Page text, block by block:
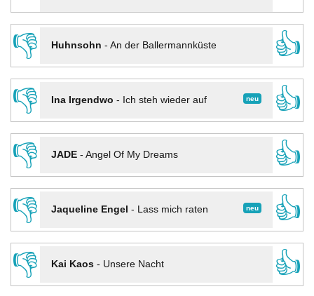
👎
Huhnsohn - An der Ballermannküste
👍
👎
neu
Ina Irgendwo - Ich steh wieder auf
👍
👎
JADE- Angel Of My Dreams
👍
👎
neu
Jaqueline Engel - Lass mich raten
👍
👎
Kai Kaos- Unsere Nacht
👍